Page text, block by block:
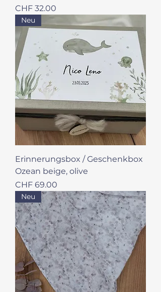
Preis
CHF 32.00
Neu
Erinnerungsbox / Geschenkbox
Ozean beige, olive
Preis
CHF 69.00
Neu